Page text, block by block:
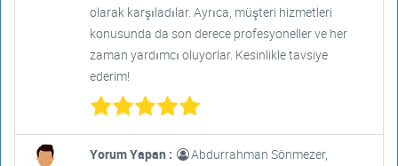
olarak karşıladılar. Ayrıca, müşteri hizmetleri
konusunda da son derece profesyoneller ve her
zaman yardımcı oluyorlar. Kesinlikle tavsiye
ederim!
Yorum Yapan :
Abdurrahman Sönmezer,